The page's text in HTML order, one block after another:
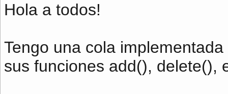
Hola a todos!
Tengo una cola
sus funciones add(), delete(),